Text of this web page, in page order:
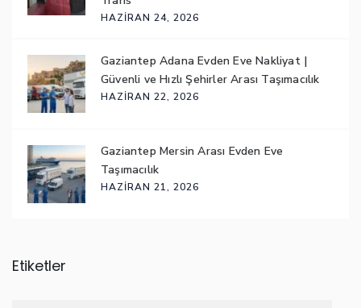
HAZIRAN 24, 2026
Gaziantep Adana Evden Eve Nakliyat |
Güvenli ve Hızlı Şehirler Arası Taşımacılık
HAZIRAN 22, 2026
Gaziantep Mersin Arası Evden Eve
Taşımacılık
HAZIRAN 21, 2026
Etiketler